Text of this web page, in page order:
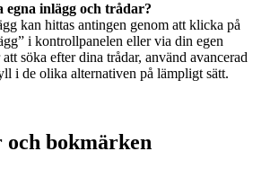
inlägg och trådar?
kan hittas antingen genom att klicka på
i kontrollpanelen eller via din egen
söka efter dina trådar, använd avancerad
i de olika alternativen på lämpligt sätt.
och bokmärken